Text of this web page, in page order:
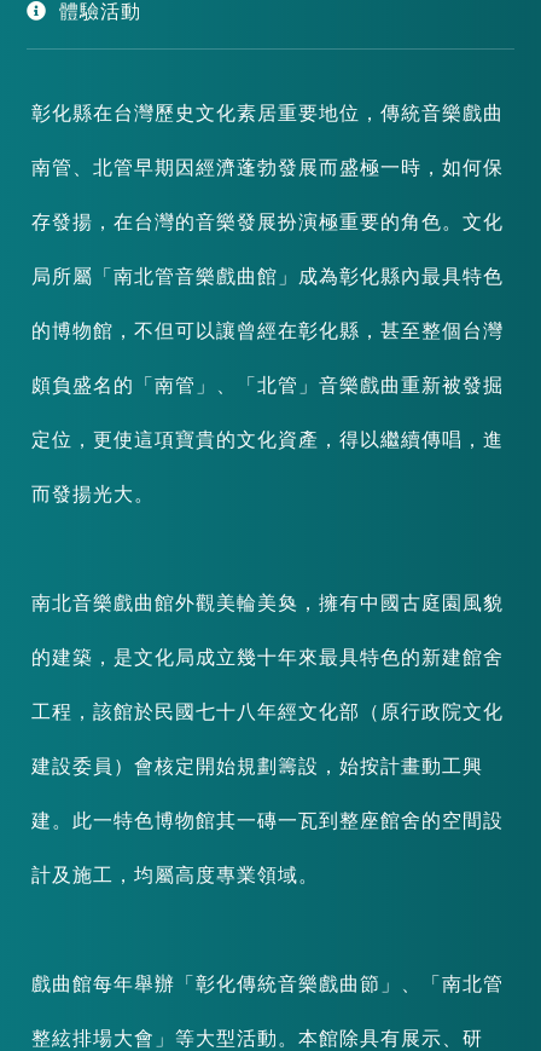
體驗活動
彰化縣在台灣歷史文化素居重要地位，傳統音樂戲曲
南管、北管早期因經濟蓬勃發展而盛極一時，如何保
存發揚，在台灣的音樂發展扮演極重要的角色。文化
局所屬「南北管音樂戲曲館」成為彰化縣內最具特色
的博物館，不但可以讓曾經在彰化縣，甚至整個台灣
頗負盛名的「南管」、「北管」音樂戲曲重新被發掘
定位，更使這項寶貴的文化資產，得以繼續傳唱，進
而發揚光大。
南北音樂戲曲館外觀美輪美奐，擁有中國古庭園風貌
的建築，是文化局成立幾十年來最具特色的新建館舍
工程，該館於民國七十八年經文化部（原行政院文化
建設委員）會核定開始規劃籌設，始按計畫動工興
建。此一特色博物館其一磚一瓦到整座館舍的空間設
計及施工，均屬高度專業領域。
戲曲館每年舉辦「彰化傳統音樂戲曲節」、「南北管
整絃排場大會」等大型活動。本館除具有展示、研